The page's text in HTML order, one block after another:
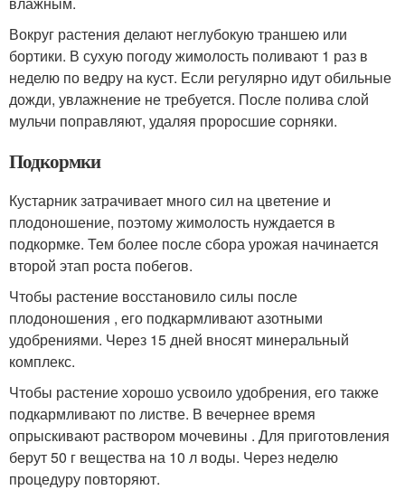
Вокруг растения делают неглубокую траншею или
бортики. В сухую погоду жимолость поливают 1 раз в
неделю по ведру на куст. Если регулярно идут обильные
дожди, увлажнение не требуется. После полива слой
мульчи поправляют, удаляя проросшие сорняки.
Подкормки
Кустарник затрачивает много сил на цветение и
плодоношение, поэтому жимолость нуждается в
подкормке. Тем более после сбора урожая начинается
второй этап роста побегов.
Чтобы растение восстановило силы после
плодоношения , его подкармливают азотными
удобрениями. Через 15 дней вносят минеральный
комплекс.
Чтобы растение хорошо усвоило удобрения, его также
подкармливают по листве. В вечернее время
опрыскивают раствором мочевины . Для приготовления
берут 50 г вещества на 10 л воды. Через неделю
процедуру повторяют.